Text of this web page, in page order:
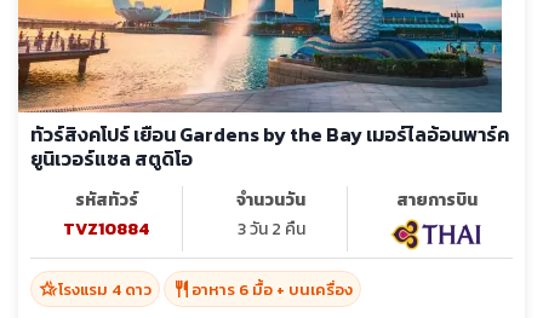
ทัวร์สิงคโปร์ เยือน Gardens by the Bay เมอร์ไลอ้อนพาร์ค
ยูนิเวอร์แซล สตูดิโอ
รหัสทัวร์
TVZ10884
จำนวนวัน
3 วัน 2 คืน
สายการบิน
hotel_classโรงแรม 4 ดาว restaurant อาหาร 6 มื้อ + บนเครื่อง